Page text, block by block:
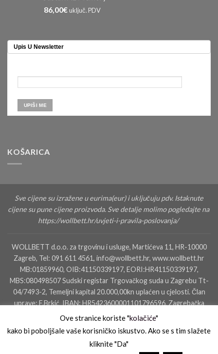
86,00€ uključ. PDV
Upis U Newsletter
KOŠARICA
Sve cijene su izražene u eurima(eur) i uključuju pdv. Istaknute
cijene su pune cijene proizvoda. Sve detalje molimo pogledajte na
https://wollbett.hr/uvjeti-i-pravila-poslovanja/
WOLLBETT d.o.o. za trgovinu i usluge, Martićeva 11, HR-10000
Zagreb, Tel: 091 611 4561, info@wollbett.hr, www.wollbett.hr
MB:01859960, OIB:41150339197, EORI:HR41150339197,
MBS:080498507 Sudski registar Trgovačkog suda u Zagrebu Tt-
04/7493-2, Temeljni kapital 20.000,00kn uplaćen u cjelosti. Član
uprave: F.Brkić IBAN: HR5423600001101796596, Zagrebačka
banka dd, SWIFT: ZABAHR2X IBAN: HR4823400091110160000,
Ove stranice koriste "kolačiće"
kako bi poboljšale vaše korisničko iskustvo. Ako se s tim slažete
kliknite "Da"